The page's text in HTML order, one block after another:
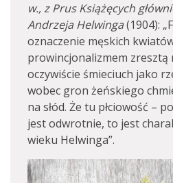
w., z Prus Książęcych
Andrzeja Helwinga(1904):
oznaczenie męskich
prowincjonalizmem zresztą
oczywiście śmieciuch jako
wobec gron żeńskiego
na słód. Że tu płciowość –
jest odwrotnie, to jest
wieku Helwinga”.